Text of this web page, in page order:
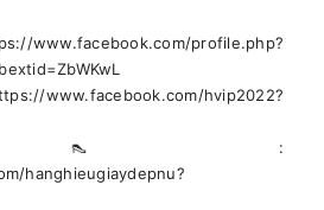
profile.php?
hvip2022?
👠 :
hanghieugiaydepnu?